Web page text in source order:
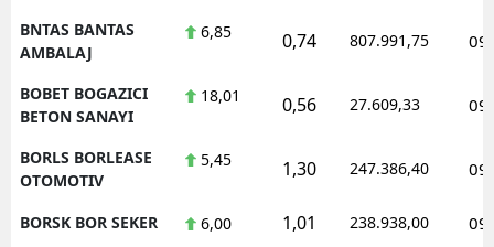
BNTAS BANTAS
AMBALAJ
6,85 0,74 807.991,75
BOBET BOGAZICI
BETON SANAYI
18,01 0,56 27.609,33
BORLS BORLEASE
OTOMOTIV
5,45 1,30 247.386,40
BORSK BOR SEKER 6,00 1,01 238.938,00